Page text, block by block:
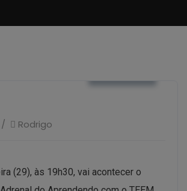
Rodrigo
(29), às 19h30, vai acontecer o